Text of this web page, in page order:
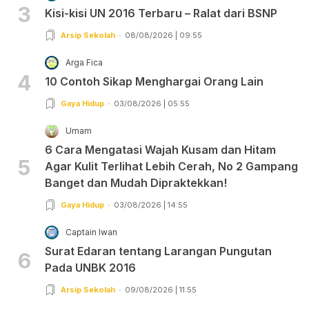
3 Kisi-kisi UN 2016 Terbaru – Ralat dari BSNP
Arsip Sekolah 08/08/2026 | 09:55
4
Arga Fica
10 Contoh Sikap Menghargai Orang Lain
Gaya Hidup 03/08/2026 | 05:55
5
Umam
6 Cara Mengatasi Wajah Kusam dan Hitam
Agar Kulit Terlihat Lebih Cerah, No 2 Gampang
Banget dan Mudah Dipraktekkan!
Gaya Hidup 03/08/2026 | 14:55
6
Captain Iwan
Surat Edaran tentang Larangan Pungutan
Pada UNBK 2016
Arsip Sekolah 09/08/2026 | 11:55